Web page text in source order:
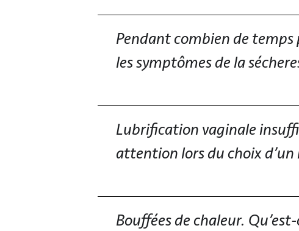
Pendant combien de
les symptômes de la
Lubrification vaginale
attention lors du choix
Bouffées de chaleur.